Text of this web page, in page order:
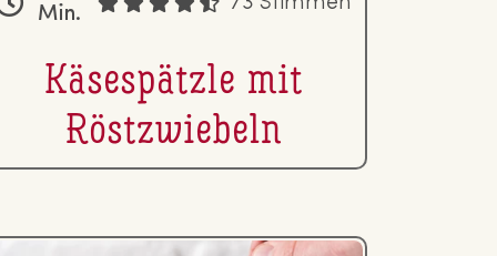
Min.
Kä­se­spätz­le mit
Röst­zwie­beln